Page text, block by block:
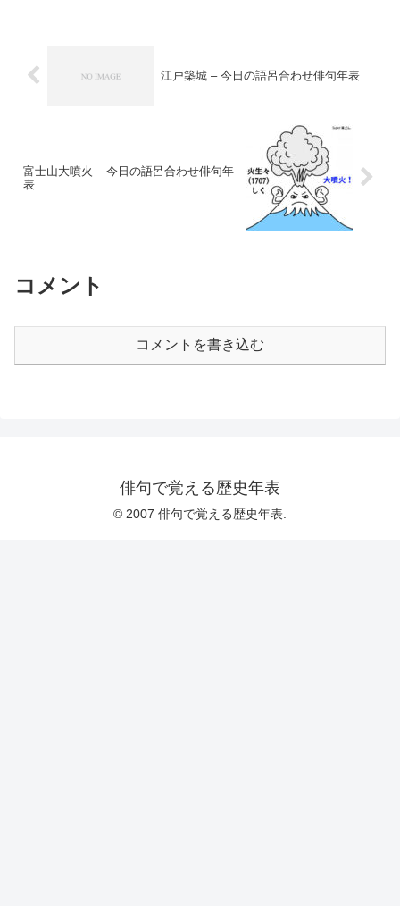
江戸築城 – 今日の語呂合わせ俳句年表
富士山大噴火 – 今日の語呂合わせ俳句年
表
コメント
コメントを書き込む
俳句で覚える歴史年表
© 2007 俳句で覚える歴史年表.